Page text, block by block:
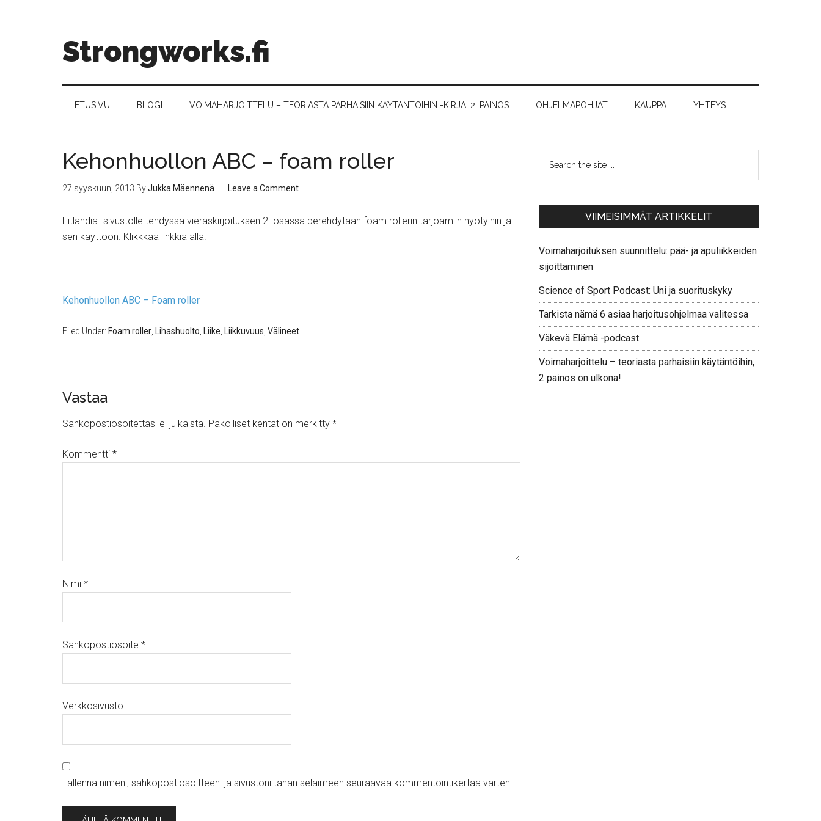
Strongworks.fi
ETUSIVU BLOGI VOIMAHARJOITTELU – TEORIASTA PARHAISIIN KÄYTÄNTÖIHIN -KIRJA, 2. PAINOS OHJELMAPOHJAT KAUPPA YHTEYS
Kehonhuollon ABC – foam roller
27 syyskuun, 2013 ByJukka Mäennenä Leave a Comment
Fitlandia -sivustolle tehdyssä vieraskirjoituksen 2. osassa perehdytään foam rollerin tarjoamiin hyötyihin ja
sen käyttöön. Klikkkaa linkkiä alla!
Kehonhuollon ABC – Foam roller
Filed Under: Foam roller Lihashuolto Liike Liikkuvuus Välineet
Vastaa
Sähköpostiosoitettasi ei julkaista. Pakolliset kentät on merkitty *
Kommentti *
Nimi *
Sähköpostiosoite *
Verkkosivusto
Tallenna nimeni, sähköpostiosoitteeni ja sivustoni tähän selaimeen seuraavaa kommentointikertaa varten.
VIIMEISIMMÄT ARTIKKELIT
Voimaharjoituksen suunnittelu: pää- ja apuliikkeiden
sijoittaminen
Science of Sport Podcast: Uni ja suorituskyky
Tarkista nämä 6 asiaa harjoitusohjelmaa valitessa
Väkevä Elämä -podcast
Voimaharjoittelu – teoriasta parhaisiin käytäntöihin,
2 painos on ulkona!